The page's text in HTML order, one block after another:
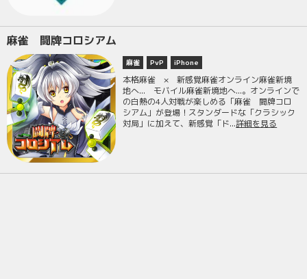
麻雀 闘牌コロシアム
麻雀 PvP iPhone
本格麻雀 × 新感覚麻雀オンライン麻雀新境
地へ... モバイル麻雀新境地へ...。オンラインで
の白熱の4人対戦が楽しめる「麻雀 闘牌コロ
シアム」が登場！スタンダードな「クラシック
対局」に加えて、新感覚「ド...詳細を見る